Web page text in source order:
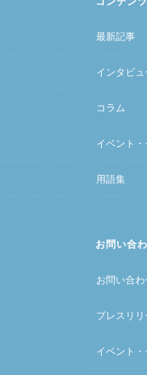
最新記事
インタビュ
コラム
イベント
用語集
お問い合
お問い合わ
プレスリ
イベント